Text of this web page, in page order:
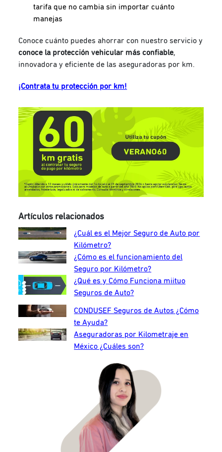
tarifa que no cambia sin importar cuánto
manejas
Conoce cuánto puedes ahorrar con nuestro servicio y
conoce la protección vehicular más confiable,
innovadora y eficiente de las aseguradoras por km.
¡Contrata tu protección por km!
Artículos relacionados
¿Cuál es el Mejor Seguro de Auto por
Kilómetro?
¿Cómo es el funcionamiento del
Seguro por Kilómetro?
¿Qué es y Cómo Funciona miituo
Seguros de Auto?
CONDUSEF Seguros de Autos ¿Cómo
te Ayuda?
Aseguradoras por Kilometraje en
México ¿Cuáles son?